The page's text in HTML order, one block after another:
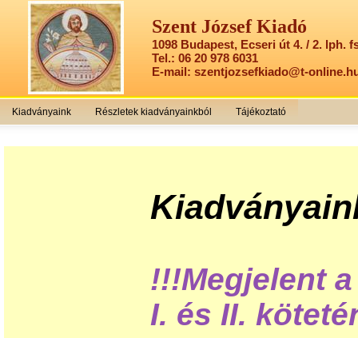
Szent József Kiadó
1098 Budapest, Ecseri út 4. / 2. lph.
Tel.: 06 20 978 6031
E-mail: szentjozsefkiado@t-
Kiadványaink Részletek kiadványainkból Tájékoztató
!!!Megjelent
I. és II.